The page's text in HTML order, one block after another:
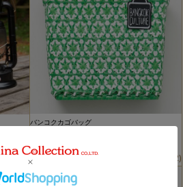
(2)
バンコクカゴバッグ
(2)